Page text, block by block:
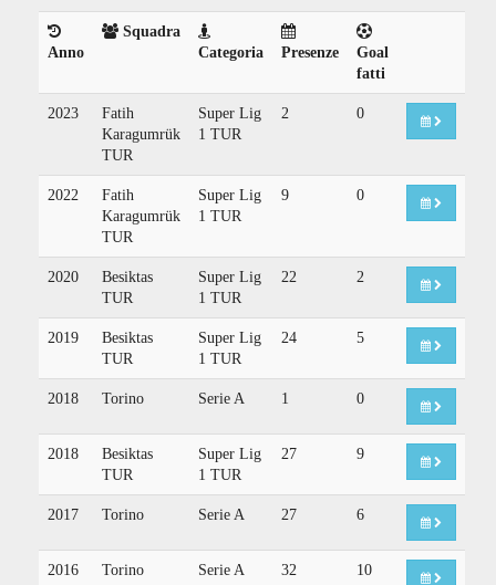
Anno
Squadra
Categoria
Presenze
Goal
fatti
2023
Fatih
Karagumrük
TUR
Super Lig
1 TUR
2 0
2022
Fatih
Karagumrük
TUR
Super Lig
1 TUR
9 0
2020
Besiktas
TUR
Super Lig
1 TUR
22 2
2019
Besiktas
TUR
Super Lig
1 TUR
24 5
2018 Torino Serie A 1 0
2018
Besiktas
TUR
Super Lig
1 TUR
27 9
2017 Torino Serie A 27 6
2016 Torino Serie A 32 10